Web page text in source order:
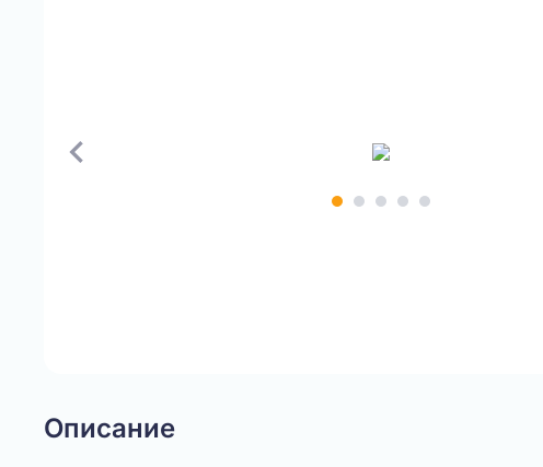
Описание